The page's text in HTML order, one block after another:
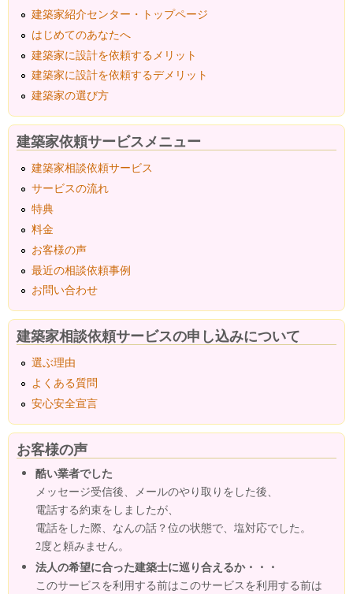
建築家紹介センター・トップページ
はじめてのあなたへ
建築家に設計を依頼するメリット
建築家に設計を依頼するデメリット
建築家の選び方
建築家依頼サービスメニュー
建築家相談依頼サービス
サービスの流れ
特典
料金
お客様の声
最近の相談依頼事例
お問い合わせ
建築家相談依頼サービスの申し込みについて
選ぶ理由
よくある質問
安心安全宣言
お客様の声
酷い業者でした
メッセージ受信後、メールのやり取りをした後、
電話する約束をしましたが、
電話をした際、なんの話？位の状態で、塩対応でした。
2度と頼みません。
法人の希望に合った建築士に巡り合えるか・・・
このサービスを利用する前はこのサービスを利用する前は